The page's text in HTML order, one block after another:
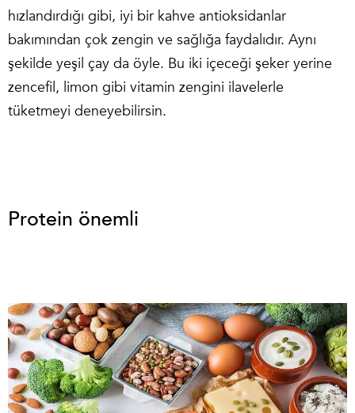
hızlandırdığı gibi, iyi bir kahve antioksidanlar
bakımından çok zengin ve sağlığa faydalıdır. Aynı
şekilde yeşil çay da öyle. Bu iki içeceği şeker yerine
zencefil, limon gibi vitamin zengini ilavelerle
tüketmeyi deneyebilirsin.
Protein önemli